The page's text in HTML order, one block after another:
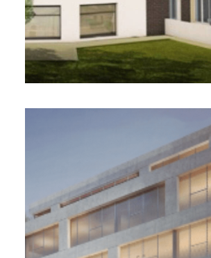
Pluriel. Unofi, Lyon (69)